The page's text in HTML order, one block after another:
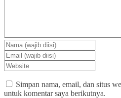
Simpan nama, email, dan situs
untuk komentar saya berikutnya.